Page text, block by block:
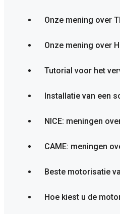
Onze mening over
Onze mening over
Tutorial voor het
Installatie van een
NICE: meningen
CAME: meningen
Beste motorisatie
Hoe kiest u de